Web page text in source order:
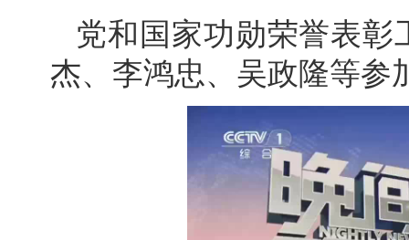
党和国家功勋荣誉表
杰、李鸿忠、吴政隆等参